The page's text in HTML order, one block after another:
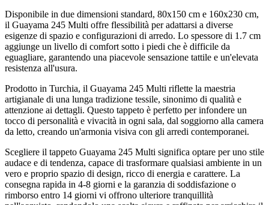
Disponibile in due dimensioni standard, 80x150 cm e 160x230 cm,
il Guayama 245 Multi offre flessibilità per adattarsi a diverse
esigenze di spazio e configurazioni di arredo. Lo spessore di 1.7 cm
aggiunge un livello di comfort sotto i piedi che è difficile da
eguagliare, garantendo una piacevole sensazione tattile e un'elevata
resistenza all'usura.
Prodotto in Turchia, il Guayama 245 Multi riflette la maestria
artigianale di una lunga tradizione tessile, sinonimo di qualità e
attenzione ai dettagli. Questo tappeto è perfetto per infondere un
tocco di personalità e vivacità in ogni sala, dal soggiorno alla camera
da letto, creando un'armonia visiva con gli arredi contemporanei.
Scegliere il tappeto Guayama 245 Multi significa optare per uno stile
audace e di tendenza, capace di trasformare qualsiasi ambiente in un
vero e proprio spazio di design, ricco di energia e carattere. La
consegna rapida in 4-8 giorni e la garanzia di soddisfazione o
rimborso entro 14 giorni vi offrono ulteriore tranquillità